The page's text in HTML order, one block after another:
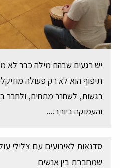
יש רגעים שבהם מילה כבר לא
תיפוף הוא לא רק פעולה
רגשות, לשחרר מתחים, ולחבר
והעמוקה ביותר....
סדנאות לאירועים עם צלילי
שמחברת בין אנשים